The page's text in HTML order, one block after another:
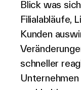
Blick was
Filialabläufe,
Kunden
schneller